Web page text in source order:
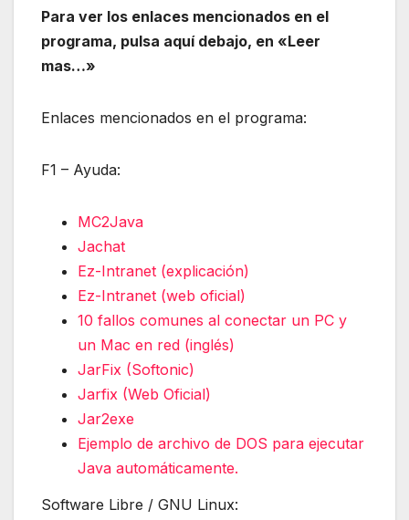
Para ver los enlaces mencionados en el
programa, pulsa aquí debajo, en «Leer
mas…»
Enlaces mencionados en el programa:
F1 – Ayuda:
MC2Java
Jachat
Ez-Intranet (explicación)
Ez-Intranet (web oficial)
10 fallos comunes al conectar un PC y
un Mac en red (inglés)
JarFix (Softonic)
Jarfix (Web Oficial)
Jar2exe
Ejemplo de archivo de DOS para ejecutar
Java automáticamente.
Software Libre / GNU Linux: